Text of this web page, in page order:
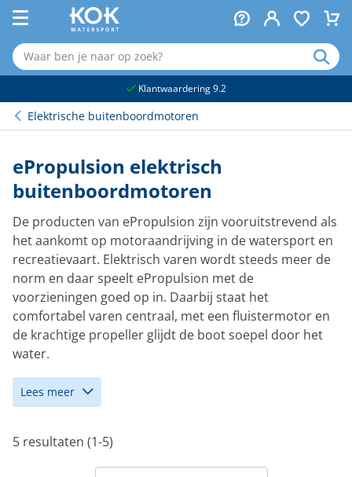
Klantwaardering 9.2
Elektrische buitenboordmotoren
ePropulsion elektrisch
buitenboordmotoren
De producten van ePropulsion zijn vooruitstrevend als
het aankomt op motoraandrijving in de watersport en
recreatievaart. Elektrisch varen wordt steeds meer de
norm en daar speelt ePropulsion met de
voorzieningen goed op in. Daarbij staat het
comfortabel varen centraal, met een fluistermotor en
de krachtige propeller glijdt de boot soepel door het
water.
Lees meer
5 resultaten (1-5)